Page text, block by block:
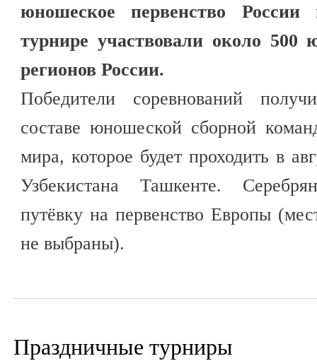
юношеское первенство
турнире участвовали около 500
регионов России.
Победители соревнований
составе юношеской сборной
мира, которое будет проходить в
Узбекистана Ташкенте.
путёвку на первенство Европы
не выбраны).
Праздничные турниры